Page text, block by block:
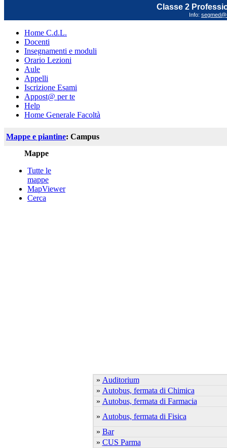
Classe 2
Info:
Home C.d.L.
Docenti
Insegnamenti e moduli
Orario Lezioni
Aule
Appelli
Iscrizione Esami
Appost@ per te
Help
Home Generale Facoltà
Mappe e piantine: Campus
Mappe
Tutte le
mappe
MapViewer
Cerca
» Auditorium
» Autobus, fermata di Chimica
» Autobus, fermata di Farmacia
» Autobus, fermata di Fisica
» Bar
» CUS Parma